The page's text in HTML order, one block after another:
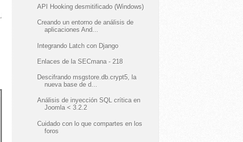
API Hooking desmitificado (Windows)
Creando un entorno de análisis de
aplicaciones And...
Integrando Latch con Django
Enlaces de la SECmana - 218
Descifrando msgstore.db.crypt5, la
nueva base de d...
Análisis de inyección SQL crítica en
Joomla < 3.2.2
Cuidado con lo que compartes en los
foros